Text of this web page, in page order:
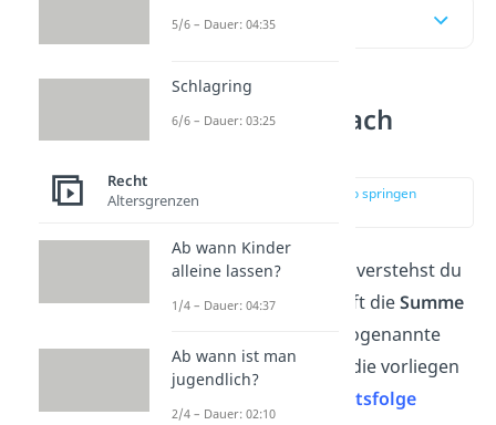
Inhaltsübersicht
Tatbestand einfach
erklärt
zur Stelle im Video springen
Unter einemTatbestand
verstehst du
in der Rechtswissenschaft dieSumme
(sogenannte
Tatbestandsmerkmale
), die vorliegen
Rechtsfolge
5/6 – Dauer: 04:35
Schlagring
6/6 – Dauer: 03:25
Recht
Altersgrenzen
Ab wann Kinder
alleine lassen?
1/4 – Dauer: 04:37
Ab wann ist man
jugendlich?
2/4 – Dauer: 02:10